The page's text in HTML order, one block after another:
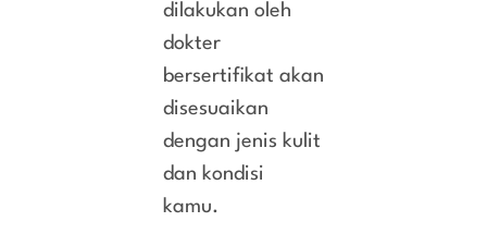
dilakukan oleh
dokter
bersertifikat akan
disesuaikan
dengan jenis kulit
dan kondisi
kamu.